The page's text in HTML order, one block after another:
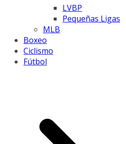
LVBP
Pequeñas Ligas
MLB
Boxeo
Ciclismo
Fútbol